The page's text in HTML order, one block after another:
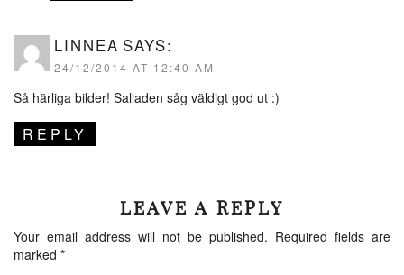
LINNEA SAYS:
24/12/2014 AT 12:40 AM
Så härliga bilder! Salladen såg väldigt god ut :)
REPLY
LEAVE A REPLY
Your email address will not be published. Required fields are
marked *